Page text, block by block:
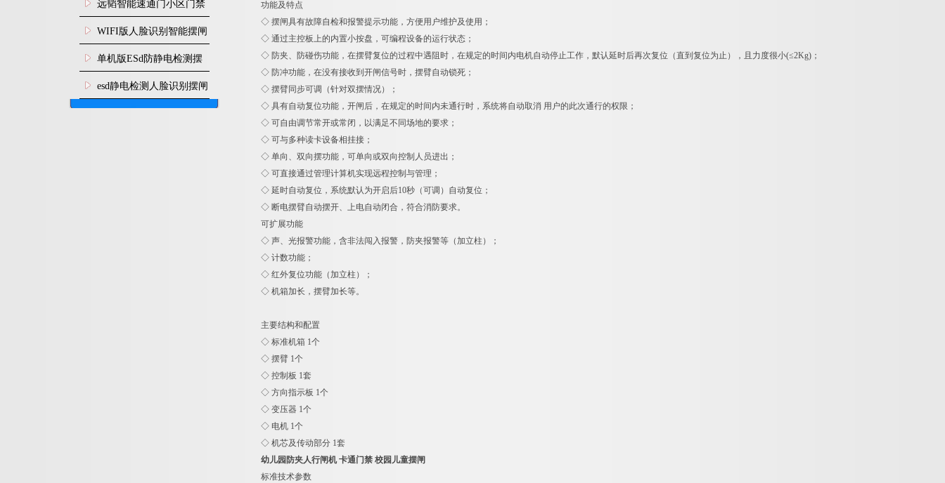
远韬智能速通门小区门禁
闸机食堂消费摆闸
WIFI版人脸识别智能摆闸
机
单机版ESd防静电检测摆
闸机
esd静电检测人脸识别摆闸
安装
功能及特点
◇ 摆闸具有故障自检和报警提示功能，方便用户维护及使用；
◇ 通过主控板上的内置小按盘，可编程设备的运行状态；
◇ 防夹、防碰伤功能，在摆臂复位的过程中遇阻时，在规定的时间内电机自动停止工作，默认延时后再次复位（直到复位为止），且力度很小(≤2Kg)；
◇ 防冲功能，在没有接收到开闸信号时，摆臂自动锁死；
◇ 摆臂同步可调（针对双摆情况）；
◇ 具有自动复位功能，开闸后，在规定的时间内未通行时，系统将自动取消 用户的此次通行的权限；
◇ 可自由调节常开或常闭，以满足不同场地的要求；
◇ 可与多种读卡设备相挂接；
◇ 单向、双向摆功能，可单向或双向控制人员进出；
◇ 可直接通过管理计算机实现远程控制与管理；
◇ 延时自动复位，系统默认为开启后10秒（可调）自动复位；
◇ 断电摆臂自动摆开、上电自动闭合，符合消防要求。
可扩展功能
◇ 声、光报警功能，含非法闯入报警，防夹报警等（加立柱）；
◇ 计数功能；
◇ 红外复位功能（加立柱）；
◇ 机箱加长，摆臂加长等。
主要结构和配置
◇ 标准机箱 1个
◇ 摆臂 1个
◇ 控制板 1套
◇ 方向指示板 1个
◇ 变压器 1个
◇ 电机 1个
◇ 机芯及传动部分 1套
幼儿园防夹人行闸机 卡通门禁 校园儿童摆闸
标准技术参数